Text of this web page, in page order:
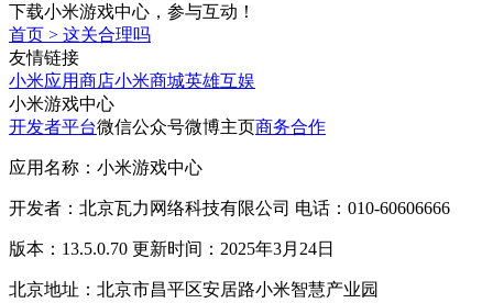
下载小米游戏中心，参与互动！
首页 > 这关合理吗
友情链接
小米应用商店小米商城英雄互娱
小米游戏中心
开发者平台微信公众号微博主页商务合作
应用名称：小米游戏中心
开发者：北京瓦力网络科技有限公司 电话：010-60606666
版本：13.5.0.70 更新时间：2025年3月24日
北京地址：北京市昌平区安居路小米智慧产业园